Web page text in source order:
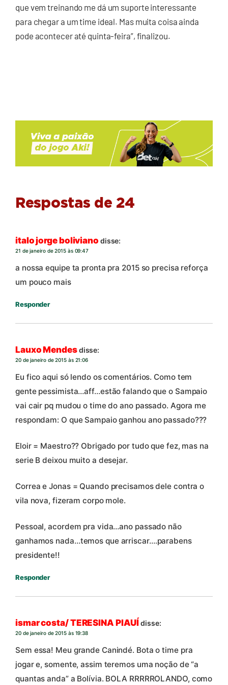
que vem treinando me dá um suporte interessante
para chegar a um time ideal. Mas muita coisa ainda
pode acontecer até quinta-feira”, finalizou.
Respostas de 24
italo jorge boliviano disse:
21 de janeiro de 2015 às 09:47
a nossa equipe ta pronta pra 2015 so precisa reforça
um pouco mais
Responder
Lauxo Mendesdisse:
20 de janeiro de 2015 às 21:06
Eu fico aqui só lendo os comentários. Como tem
gente pessimista…aff…estão falando que o Sampaio
vai cair pq mudou o time do ano passado. Agora me
respondam: O que Sampaio ganhou ano passado???
Eloir = Maestro?? Obrigado por tudo que fez, mas na
serie B deixou muito a desejar.
Correa e Jonas = Quando precisamos dele contra o
vila nova, fizeram corpo mole.
Pessoal, acordem pra vida…ano passado não
ganhamos nada…temos que arriscar….parabens
presidente!!
Responder
ismar costa/ TERESINA PIAUÍdisse:
20 de janeiro de 2015 às 19:38
Sem essa! Meu grande Canindé. Bota o time pra
jogar e, somente, assim teremos uma noção de “a
quantas anda” a Bolívia. BOLA RRRRROLANDO, como